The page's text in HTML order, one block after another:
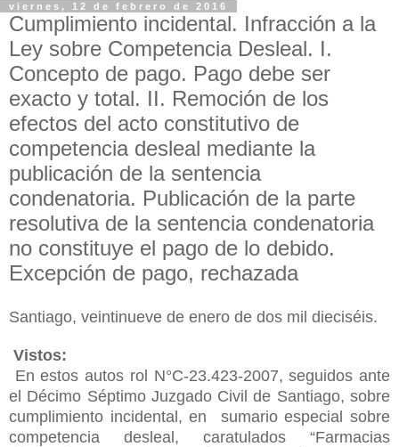
viernes, 12 de febrero de 2016
Cumplimiento incidental. Infracción a la
Ley sobre Competencia Desleal. I.
Concepto de pago. Pago debe ser
exacto y total. II. Remoción de los
efectos del acto constitutivo de
competencia desleal mediante la
publicación de la sentencia
condenatoria. Publicación de la parte
resolutiva de la sentencia condenatoria
no constituye el pago de lo debido.
Excepción de pago, rechazada
Santiago, veintinueve de enero de dos mil dieciséis.
Vistos:
En estos autos rol N°C-23.423-2007, seguidos ante
el Décimo Séptimo Juzgado Civil de Santiago, sobre
cumplimiento incidental, en sumario especial sobre
competencia desleal, caratulados “Farmacias